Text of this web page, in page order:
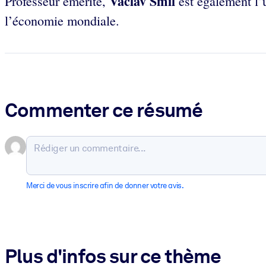
l’économie mondiale.
Commenter ce résumé
Merci de vous inscrire afin de donner votre avis.
Plus d'infos sur ce thème